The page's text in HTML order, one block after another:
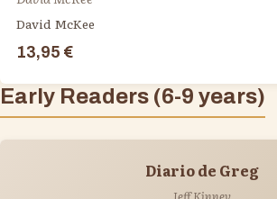
David McKee
13,95 €
Early Readers (6-9 years)
Diario de Greg
Jeff Kinney